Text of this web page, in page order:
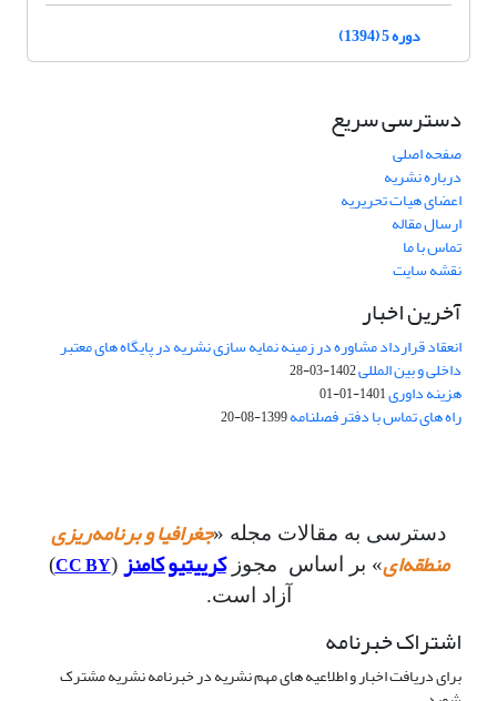
دوره 5 (1394)
دسترسی سریع
صفحه اصلی
درباره نشریه
اعضای هیات تحریریه
ارسال مقاله
تماس با ما
نقشه سایت
آخرین اخبار
انعقاد قرارداد مشاوره در زمینه نمایه سازی نشریه در پایگاه های معتبر
داخلی و بین المللی1402-03-28
هزینه داوری1401-01-01
راه های تماس با دفتر فصلنامه1399-08-20
دسترسی به مقالات مجله «جغرافیا و برنامه‌ریزی
منطقه‌ای» بر اساس مجوزکرییتیو کامنز (
CC BY
)
آزاد است.
اشتراک خبرنامه
برای دریافت اخبار و اطلاعیه های مهم نشریه در خبرنامه نشریه مشترک